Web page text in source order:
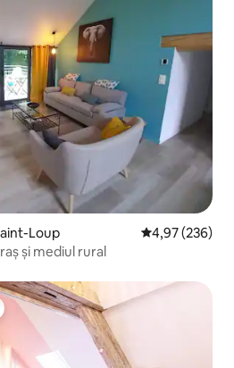
Loup Scor mediu de
4,97 (236)
și mediul rural
Alegerea oaspeților